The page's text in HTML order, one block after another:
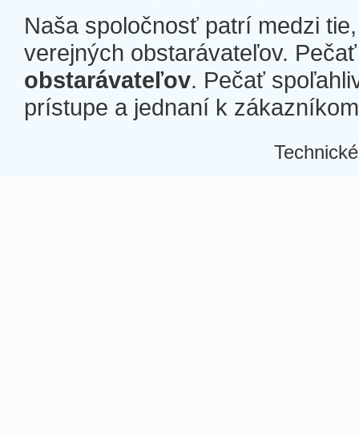
Naša spoločnosť patrí medzi
verejných obstarávateľov.
obstarávateľov. Pečať
prístupe a jednaní k